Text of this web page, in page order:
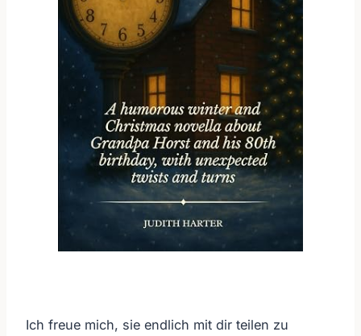
Ich freue mich, sie endlich mit dir teilen zu